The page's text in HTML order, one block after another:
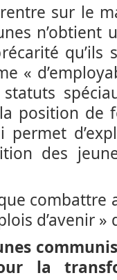
sur le
n’obtient
qu’ils
«
position de
permet
des
combattre
d’avenir »
la